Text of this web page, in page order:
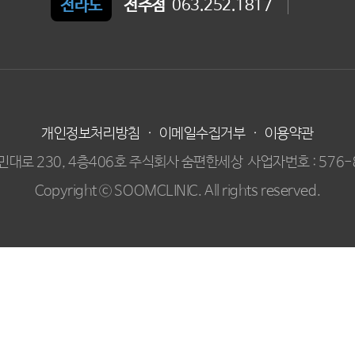
전라도 전주점 063.252.1817
개인정보처리방침 · 이메일수집거부 · 이용약관
대로 230, 4층406호 주식회사 숨편한세상 사업자번호 :
Copyright ⓒ SOOMCLINIC. All rights reserved.